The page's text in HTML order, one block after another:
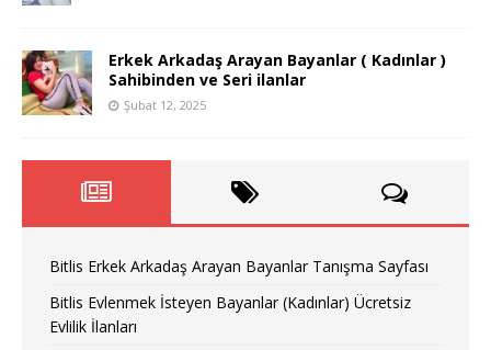
Erkek Arkadaş Arayan Bayanlar ( Kadınlar )
Sahibinden ve Seri ilanlar
Şubat 12, 2025
Bitlis Erkek Arkadaş Arayan Bayanlar Tanışma Sayfası
Bitlis Evlenmek İsteyen Bayanlar (Kadınlar) Ücretsiz
Evlilik İlanları